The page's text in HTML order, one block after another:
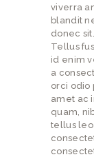
viverra
blandit
donec sit.
Tellus
id enim
a
orci odio
amet ac
quam,
tellus